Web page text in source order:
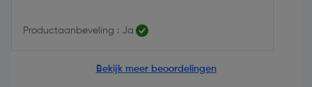
Productaanbeveling : Ja
Bekijk meer beoordelingen